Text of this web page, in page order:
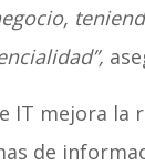
IT mejora la
de